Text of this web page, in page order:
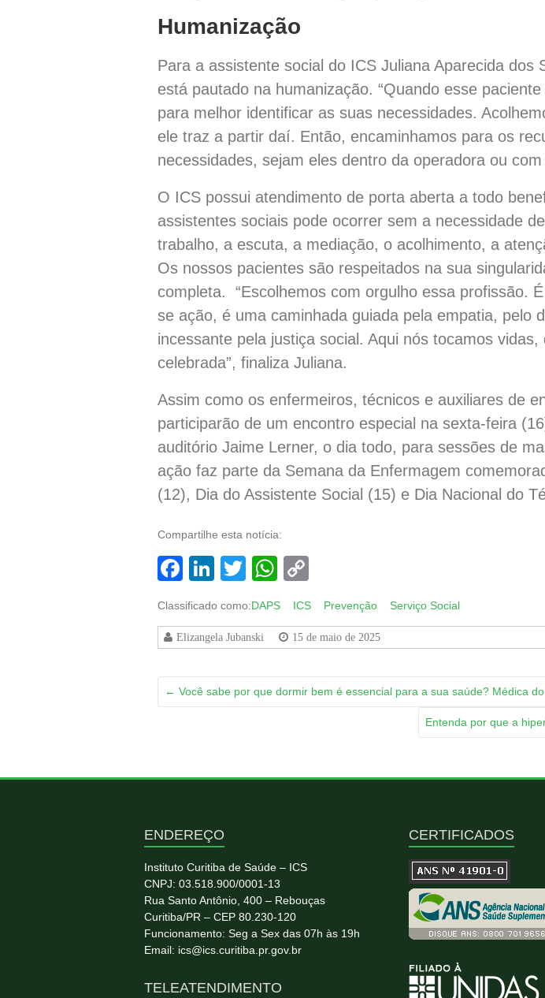
Humanização
Para a assistente social do ICS Juliana Aparecida
está pautado na humanização. “Quando esse
para melhor identificar as suas necessidades.
ele traz a partir daí. Então, encaminhamos para os
necessidades, sejam eles dentro da operadora ou
O ICS possui atendimento de porta aberta a todo
assistentes sociais pode ocorrer sem a necessidade
trabalho, a escuta, a mediação, o acolhimento, a
Os nossos pacientes são respeitados na sua
completa. “Escolhemos com orgulho essa profissão.
se ação, é uma caminhada guiada pela empatia, pelo
incessante pela justiça social. Aqui nós tocamos
celebrada”, finaliza Juliana.
Assim como os enfermeiros, técnicos e auxiliares de
participarão de um encontro especial na sexta-feira
auditório Jaime Lerner, o dia todo, para sessões de
ação faz parte da Semana da Enfermagem
(12), Dia do Assistente Social (15) e Dia Nacional do
Compartilhe esta notícia:
Facebook
LinkedIn
TwitterWhatsApp
Classificado como:DAPS ICS Prevenção Serviço Social
Elizangela Jubanski 15 de maio de 2025
← Você sabe por que dormir bem é essencial para a sua saúde? Médica
Entenda por que a
ENDEREÇO
Instituto Curitiba de Saúde – ICS
CNPJ: 03.518.900/0001-13
Rua Santo Antônio, 400 – Rebouças
Curitiba/PR – CEP 80.230-120
Funcionamento: Seg a Sex das 07h às 19h
Email: ics@ics.curitiba.pr.gov.br
TELEATENDIMENTO
CERTIFICADOS